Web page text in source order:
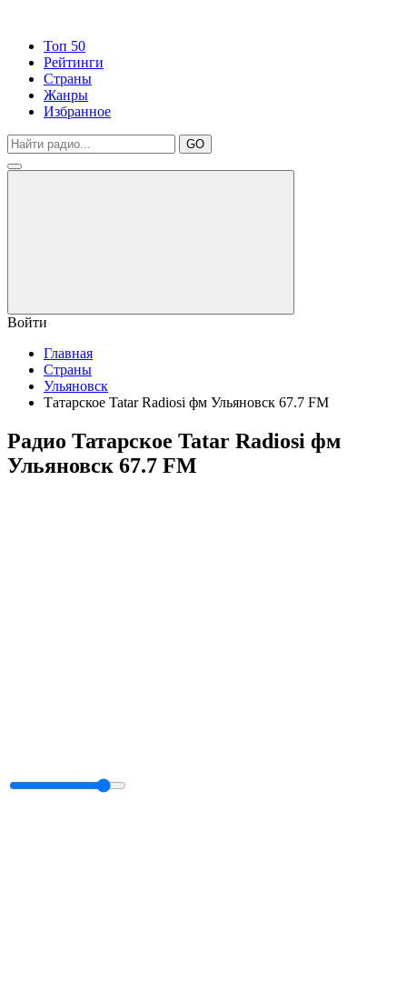
Топ 50
Рейтинги
Страны
Жанры
Избранное
GO
Войти
Главная
Страны
Ульяновск
Татарское Tatar Radiosi фм Ульяновск 67.7 FM
Радио Татарское Tatar Radiosi фм
Ульяновск 67.7 FM